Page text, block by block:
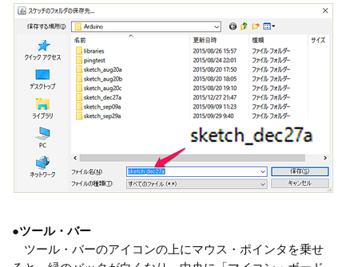
●ツール・バー
ツール・バーのアイコンの上にマウス・ポインタを乗せ